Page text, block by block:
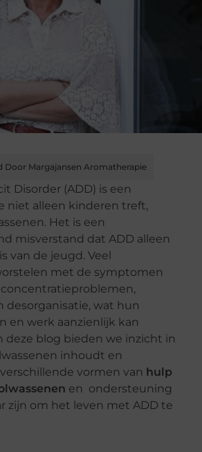
Door Margajansen Aromatherapie
Disorder (ADD) is een
niet alleen kinderen treft,
Het is een
misverstand dat ADD alleen
van de jeugd. Veel
met de symptomen
concentratieproblemen,
desorganisatie, wat hun
en werk aanzienlijk kan
deze blog bieden we inzicht in
inhoudt en
vormen van hulp
en ondersteuning
zijn om het leven met ADD te